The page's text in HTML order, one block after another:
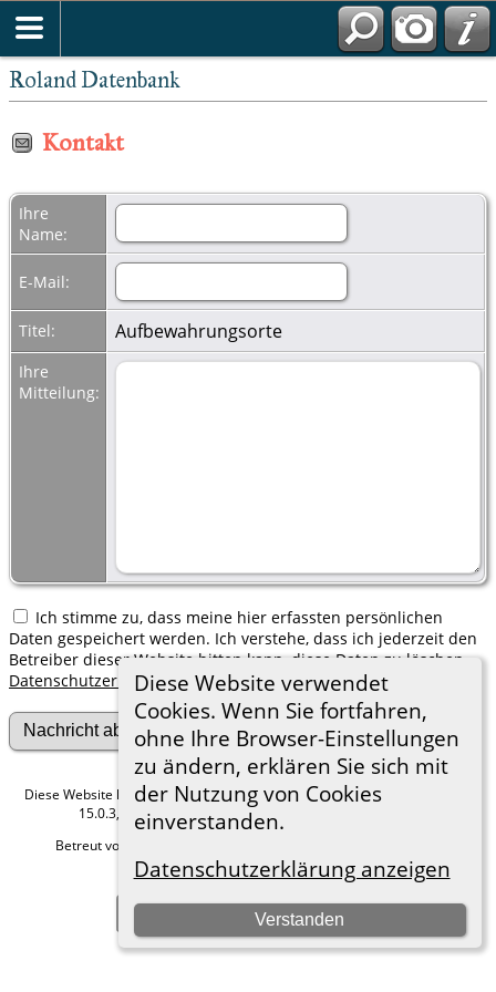
Roland Datenbank
Diese Website verwendet
Cookies. Wenn Sie fortfahren,
ohne Ihre Browser-Einstellungen
zu ändern, erklären Sie sich mit
der Nutzung von Cookies
einverstanden.
Datenschutzerklärung anzeigen
Verstanden
Kontakt
Ihre
Name:
E-Mail:
Titel: Aufbewahrungsorte
Ihre
Mitteilung:
Ich stimme zu, dass meine hier erfassten persönlichen
Daten gespeichert werden. Ich verstehe, dass ich jederzeit den
Betreiber dieser Website bitten kann, diese Daten zu löschen.
Datenschutzerklärung
Diese Website läuft mit The Next Generation of Genealogy Sitebuilding
15.0.3, programmiert von Darrin Lythgoe © 2001-2026.
Betreut von
Hier geht es zum Impressum
Zur Desktop-Webseite wechseln